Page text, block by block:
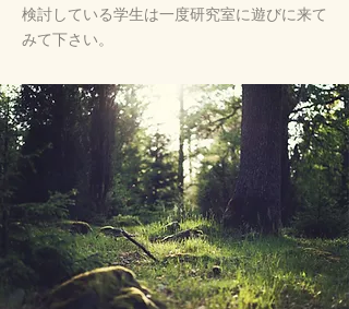
検討している学生は一度研究室に遊びに来て
みて下さい。